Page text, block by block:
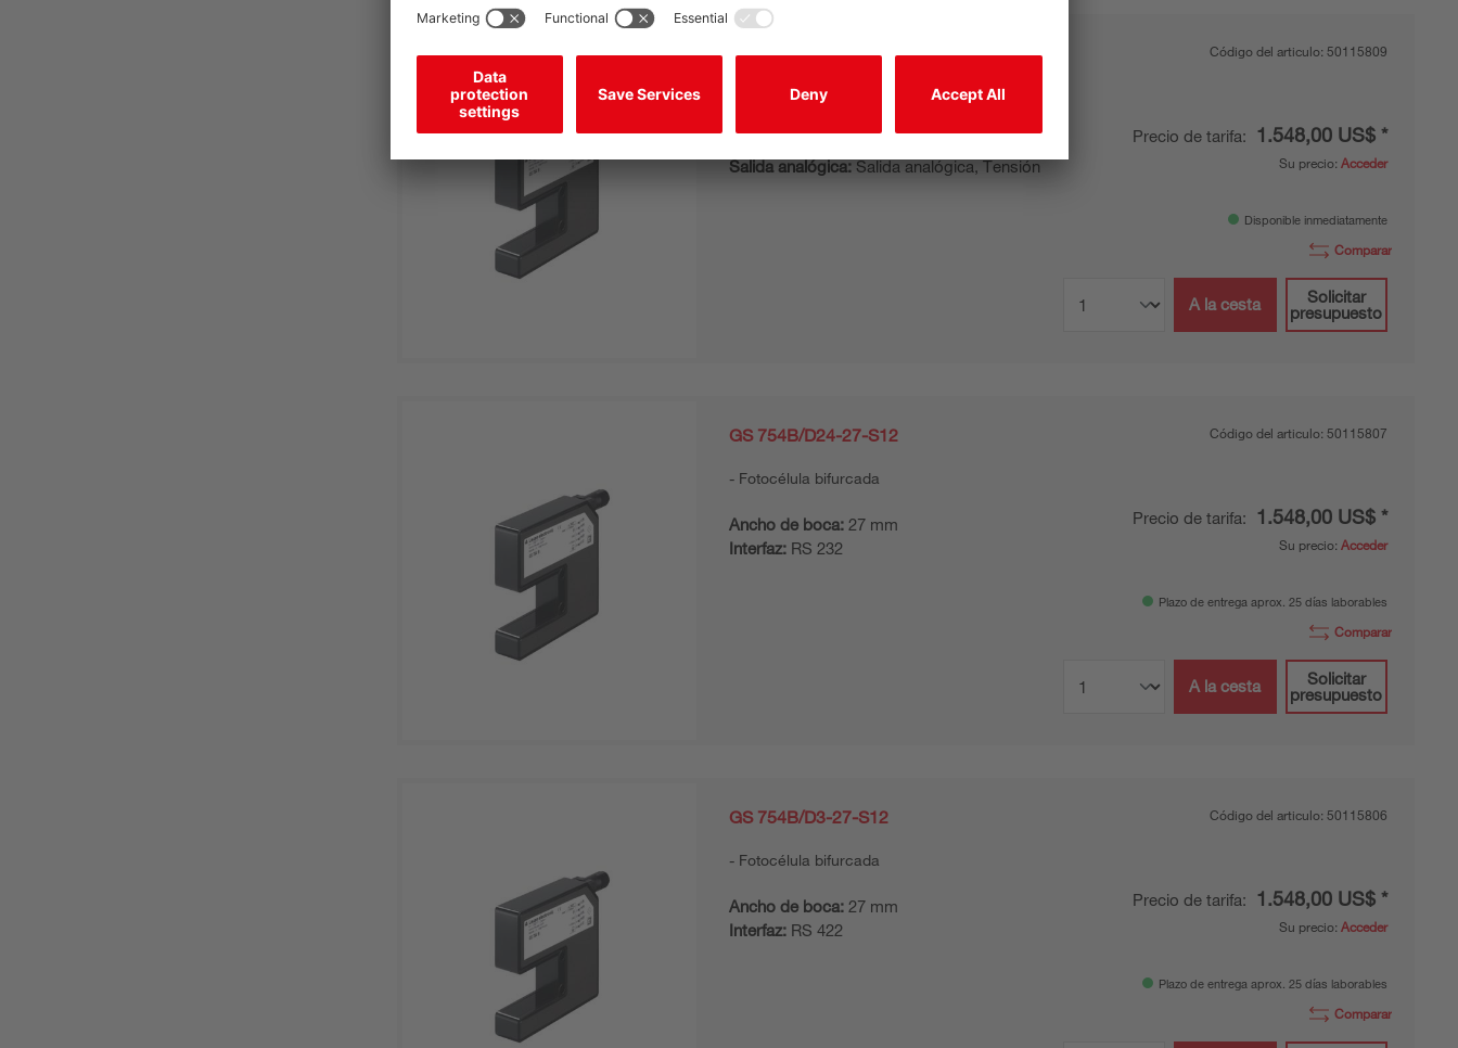
GS 754B/V4-27-S12
Fotocélula bifurcada
Salida analógica:Salida analógica, Tensión
Código del articulo: 50115809
Precio de tarifa: 1.548,00 US$ *
Su precio: Acceder
Disponible inmediatamente
Comparar
A la cesta
Solicitar
presupuesto
GS 754B/D24-27-S12
Fotocélula bifurcada
Ancho de boca: 27 mm
Interfaz: RS 232
Código del articulo: 50115807
Precio de tarifa: 1.548,00 US$ *
Su precio: Acceder
Plazo de entrega aprox. 25 días laborables
Comparar
A la cesta
Solicitar
presupuesto
GS 754B/D3-27-S12
Fotocélula bifurcada
Ancho de boca: 27 mm
Interfaz: RS 422
Código del articulo: 50115806
Precio de tarifa: 1.548,00 US$ *
Su precio: Acceder
Plazo de entrega aprox. 25 días laborables
Comparar